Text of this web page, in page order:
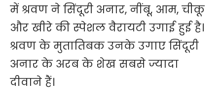
में श्रवण ने सिंदूरी अनार, नींबू, आम, चीकू
और खीरे की स्पेशल वैरायटी उगाई हुई है।
श्रवण के मुतातिबक उनके उगाए सिंदूरी
अनार के अरब के शेख सबसे ज्यादा
दीवाने हैं।